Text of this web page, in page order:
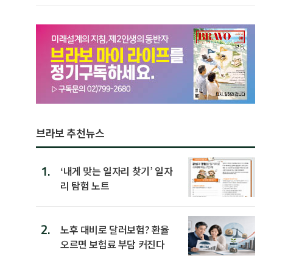
브라보 추천뉴스
1.
‘내게 맞는 일자리 찾기’ 일자
리 탐험 노트
2.
노후 대비로 달러보험? 환율
오르면 보험료 부담 커진다